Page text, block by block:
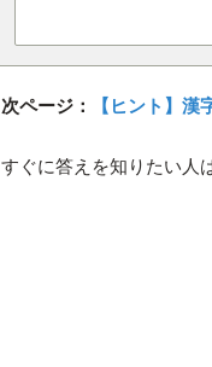
次ページ： 【ヒント】
すぐに答えを知りたい人